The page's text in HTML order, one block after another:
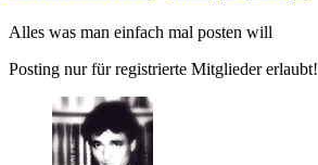
Alles was man einfach mal posten will
Posting nur für registrierte Mitglieder erlaubt!